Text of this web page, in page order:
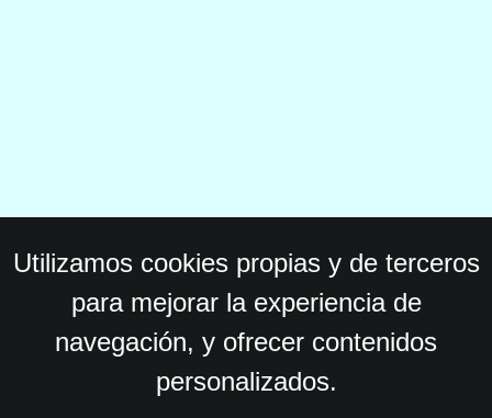
Utilizamos cookies propias y de terceros
para mejorar la experiencia de
navegación, y ofrecer contenidos
personalizados.